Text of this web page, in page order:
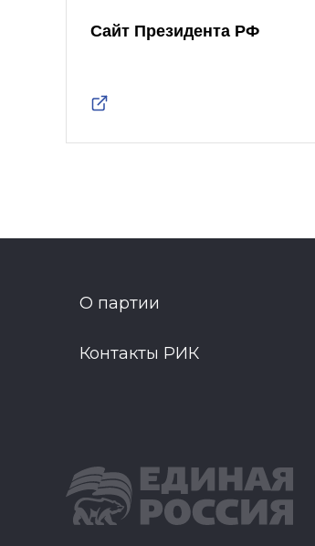
Сайт Президента РФ
О партии
Контакты РИК